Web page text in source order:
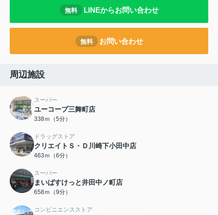
無料 LINEからお問い合わせ
無料 お問い合わせ
周辺施設
スーパー
ユーコープ三舞町店
338ｍ（5分）
ドラッグストア
クリエイトＳ・Ｄ川崎下小田中店
463ｍ（6分）
スーパー
まいばすけっと井田中ノ町店
658ｍ（9分）
コンビニエンスストア